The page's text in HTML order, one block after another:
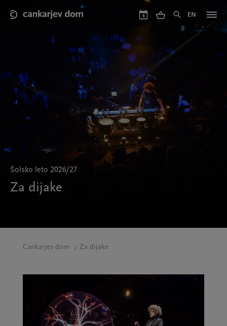
main
6 EN
Šolsko leto 2026/27
Za dijake
Cankarjev dom Za dijake